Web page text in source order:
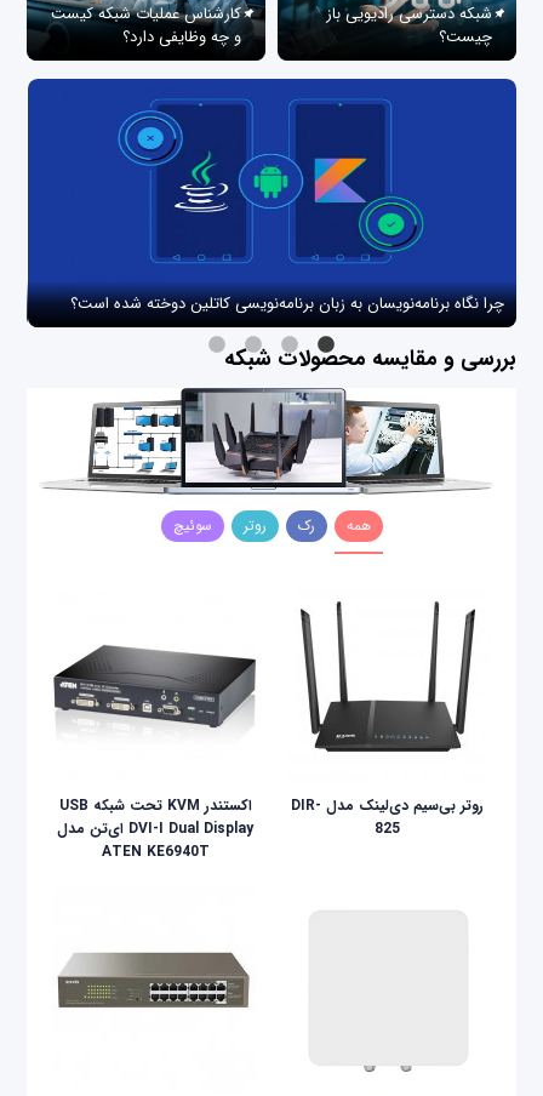
شبکه دسترسی رادیویی باز
چیست؟
کارشناس عملیات شبکه کیست
و چه وظایفی دارد؟
چرا نگاه برنامه‌نویسان به زبان برنامه‌نویسی کاتلین دوخته شده است؟
بررسی و مقایسه محصولات شبکه
همه رک روتر سوئیچ
روتر بی‌سیم دی‌لینک مدل DIR-
825
اکستندر KVM تحت شبکه USB
DVI-I Dual Display ای‌تن مدل
ATEN KE6940T